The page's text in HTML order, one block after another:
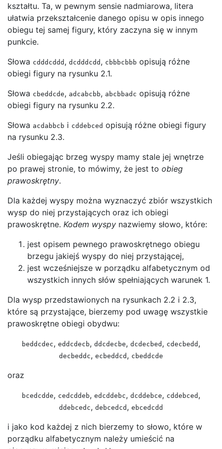
kształtu. Ta, w pewnym sensie nadmiarowa, litera
ułatwia przekształcenie danego opisu w opis innego
obiegu tej samej figury, który zaczyna się w innym
punkcie.
Słowa cdddcddd , dcdddcdd , cbbbcbbb opisują różne
obiegi figury na rysunku 2.1.
Słowa cbeddcde, adcabcbb, abcbbadc opisują różne
obiegi figury na rysunku 2.2.
Słowa acdabbcb i cddebced opisują różne obiegi figury
na rysunku 2.3.
Jeśli obiegając brzeg wyspy mamy stale jej wnętrze
po prawej stronie, to mówimy, że jest to obieg
prawoskrętny.
Dla każdej wyspy można wyznaczyć zbiór wszystkich
wysp do niej przystających oraz ich obiegi
prawoskrętne. Kodem wyspy nazwiemy słowo, które:
jest opisem pewnego prawoskrętnego obiegu
brzegu jakiejś wyspy do niej przystającej,
jest wcześniejsze w porządku alfabetycznym od
wszystkich innych słów spełniających warunek 1.
Dla wysp przedstawionych na rysunkach 2.2 i 2.3,
które są przystające, bierzemy pod uwagę wszystkie
prawoskrętne obiegi obydwu:
beddcdec, eddcdecb, ddcdecbe, dcdecbed , cdecbedd ,
decbeddc, ecbeddcd , cbeddcde
oraz
bcedcdde, cedcddeb, edcddebc, dcddebce, cddebced ,
ddebcedc, debcedcd , ebcedcdd
i jako kod każdej z nich bierzemy to słowo, które w
porządku alfabetycznym należy umieścić na